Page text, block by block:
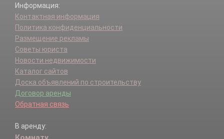
Информация:
Контактная информация
Политика конфиденциальности
Размещение рекламы
Советы юриста
Новости недвижимости
Каталог сайтов
Доска объявлений по строительству
Договор аренды
Обратная связь
В аренду: